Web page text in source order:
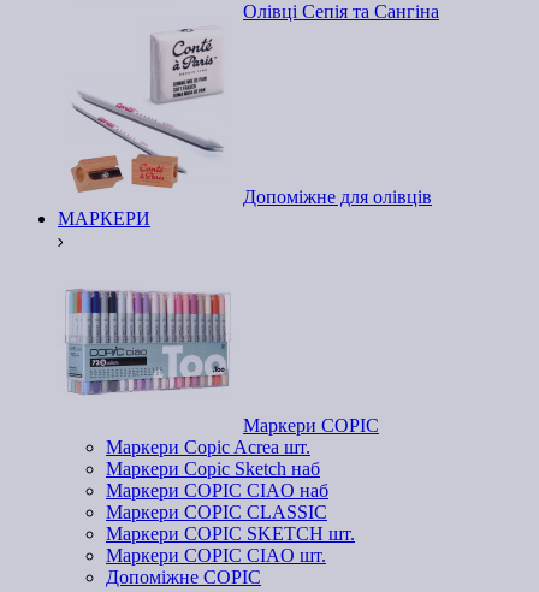
Олівці Сепія та Сангіна
Допоміжне для олівців
МАРКЕРИ
Маркери COPIC
Маркери Copic Acrea шт.
Маркери Copic Sketch наб
Маркери COPIC CIAO наб
Маркери COPIC CLASSIC
Маркери COPIC SKETCH шт.
Маркери COPIC CIAO шт.
Допоміжне COPIC